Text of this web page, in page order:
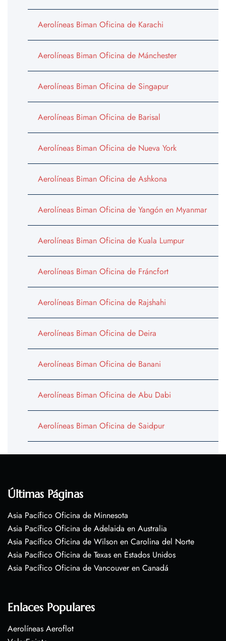
Aerolíneas Biman Oficina de Karachi
Aerolíneas Biman Oficina de Mánchester
Aerolíneas Biman Oficina de Singapur
Aerolíneas Biman Oficina de Barisal
Aerolíneas Biman Oficina de Nueva York
Aerolíneas Biman Oficina de Ashkona
Aerolíneas Biman Oficina de Yangón en Myanmar
Aerolíneas Biman Oficina de Kuala Lumpur
Aerolíneas Biman Oficina de Fráncfort
Aerolíneas Biman Oficina de Rajshahi
Aerolíneas Biman Oficina de Deira
Aerolíneas Biman Oficina de Banani
Aerolíneas Biman Oficina de Abu Dabi
Aerolíneas Biman Oficina de Saidpur
Últimas Páginas
Asia Pacífico Oficina de Minnesota
Asia Pacífico Oficina de Adelaida en Australia
Asia Pacífico Oficina de Wilson en Carolina del Norte
Asia Pacífico Oficina de Texas en Estados Unidos
Asia Pacífico Oficina de Vancouver en Canadá
Enlaces Populares
Aerolíneas Aeroflot